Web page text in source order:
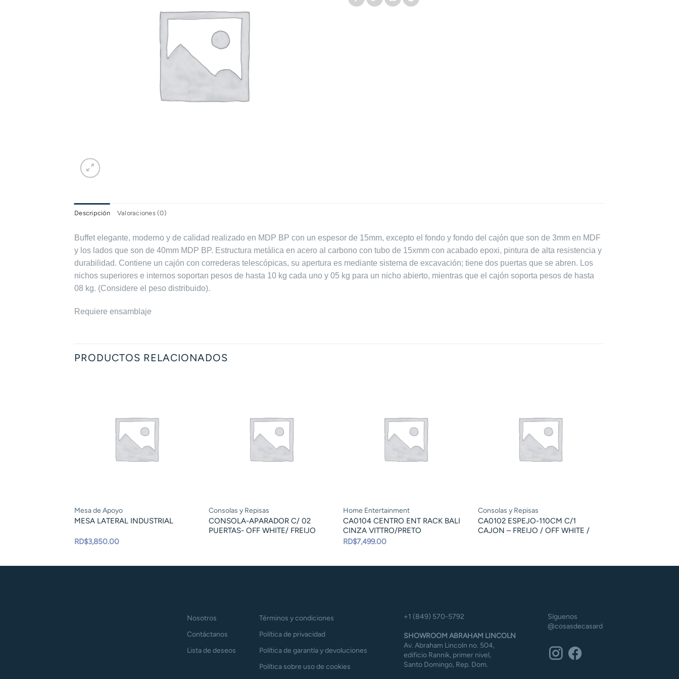
Descripción Valoraciones (0)
Buffet elegante, moderno y de calidad realizado en MDP BP con un espesor de 15mm, excepto el fondo y fondo del cajón que son de 3mm en MDF
y los lados que son de 40mm MDP BP. Estructura metálica en acero al carbono con tubo de 15xmm con acabado epoxi, pintura de alta resistencia y
durabilidad. Contiene un cajón con correderas telescópicas, su apertura es mediante sistema de excavación; tiene dos puertas que se abren. Los
nichos superiores e internos soportan pesos de hasta 10 kg cada uno y 05 kg para un nicho abierto, mientras que el cajón soporta pesos de hasta
08 kg. (Considere el peso distribuido).
Requiere ensamblaje
PRODUCTOS RELACIONADOS
Mesa de Apoyo
MESA LATERAL INDUSTRIAL
RD$3,850.00
Consolas y Repisas
CONSOLA-APARADOR C/ 02
PUERTAS- OFF WHITE/ FREIJO
Home Entertainment
CA0104 CENTRO ENT RACK BALI
CINZA VITTRO/PRETO
RD$7,499.00
Consolas y Repisas
CA0102 ESPEJO-110CM C/1
CAJON – FREIJO / OFF WHITE /
Nosotros
Contáctanos
Lista de deseos
Términos y condiciones
Política de privacidad
Política de garantía y devoluciones
Política sobre uso de cookies
+1 (849) 570-5792
SHOWROOM ABRAHAM LINCOLN
Av. Abraham Lincoln no. 504,
edificio Rannik, primer nivel,
Santo Domingo, Rep. Dom.
Síguenos
@cosasdecasard